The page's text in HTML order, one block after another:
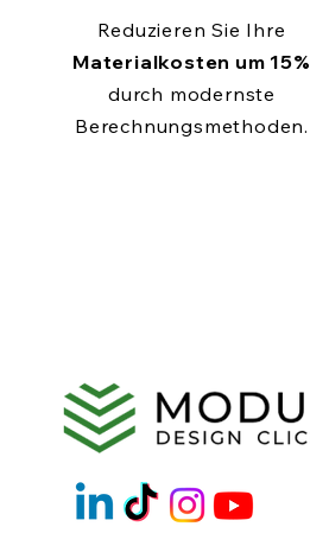
Reduzieren Sie Ihre
Materialkosten um 15%
durch modernste
Berechnungsmethoden.